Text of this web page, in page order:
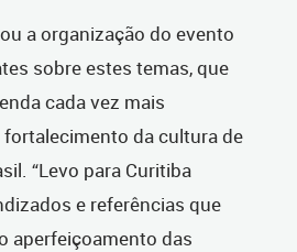
a organização do evento
sobre estes temas, que
cada vez mais
da cultura de
“Levo para Curitiba
e referências que
aperfeiçoamento das